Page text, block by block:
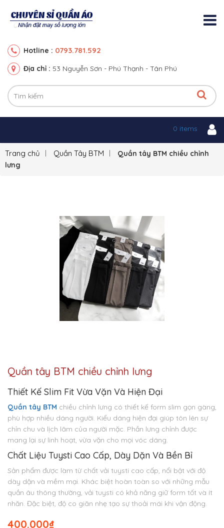
Hotline : 0793.781.592
Địa chỉ : 53 Nguyễn Sơn - Phú Thạnh - Tân Phú
0 items
Trang chủ Quần Tây BTM
Quần tây BTM chiều chỉnh
lưng
Quần tây BTM chiều chỉnh lưng
Thiết Kế Slim Fit Vừa Vặn Và Hiện Đại
Quần tây BTM chiều chỉnh lưng có thiết kế form slim gọn gàng,
phù hợp nhiều dáng người. Kiểu dáng hiện đại giúp tôn lên sự
chỉn chu và lịch lãm của người mặc. Phần lưng chỉnh được
mang lại sự linh hoạt, vừa vặn cho mọi vóc dáng.
Chất Liệu Tuysti Cao Cấp, Dày Dặn Và Bền Bỉ
Sản phẩm được làm từ chất vải tuysti cao cấp, nổi bật với độ
dày dặn và mềm mại. Khác biệt hoàn toàn so với những mẫu
quần âu thông thường, vải tuysti có khả năng giữ form tốt và ít
nhăn. Đặc biệt, độ co giãn nhẹ tạo sự thoải mái khi vận động.
₫
400.000